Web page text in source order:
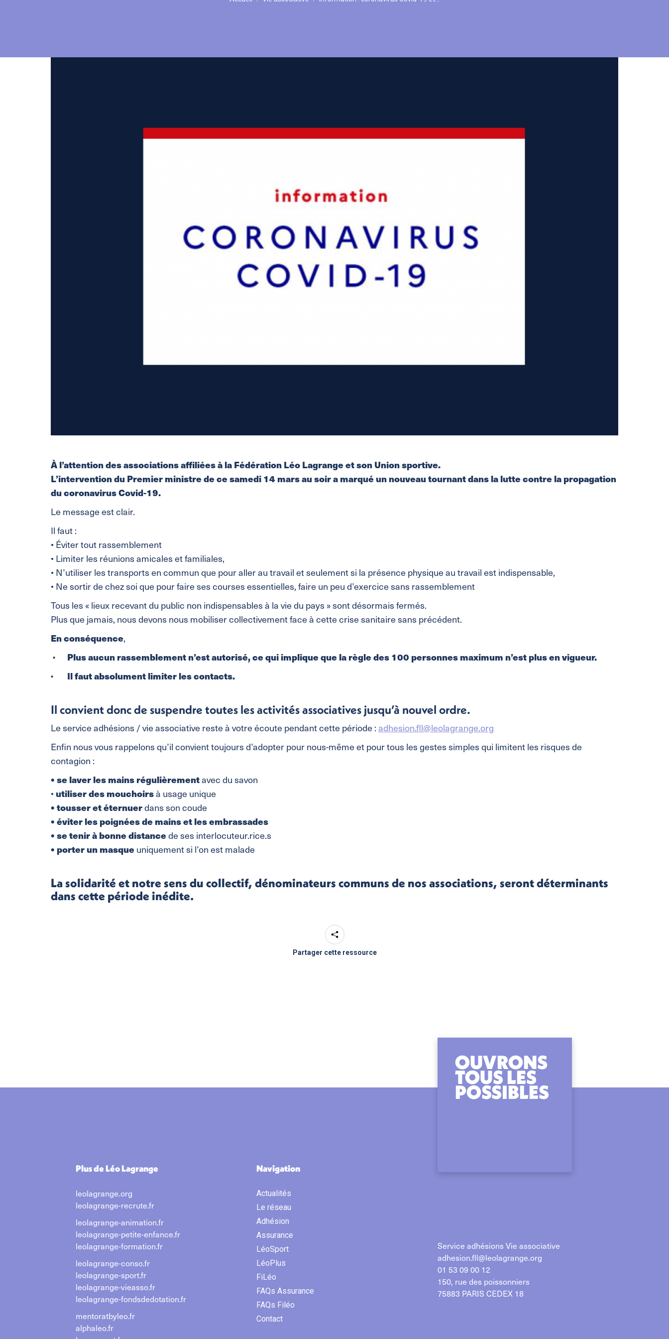
À l’attention des associations affiliées à la Fédération Léo Lagrange et son Union sportive.
L’intervention du Premier ministre de ce samedi 14 mars au soir a marqué un nouveau tournant dans la lutte contre la propagation
du coronavirus Covid-19.
Le message est clair.
Il faut :
• Éviter tout rassemblement
• Limiter les réunions amicales et familiales,
• N’utiliser les transports en commun que pour aller au travail et seulement si la présence physique au travail est indispensable,
• Ne sortir de chez soi que pour faire ses courses essentielles, faire un peu d’exercice sans rassemblement
Tous les « lieux recevant du public non indispensables à la vie du pays » sont désormais fermés.
Plus que jamais, nous devons nous mobiliser collectivement face à cette crise sanitaire sans précédent.
En conséquence,
· Plus aucun rassemblement n’est autorisé, ce qui implique que la règle des 100 personnes maximum n’est plus en vigueur.
· Il faut absolument limiter les contacts.
Il convient donc de suspendre toutes les activités associatives jusqu’à nouvel ordre.
Le service adhésions / vie associative reste à votre écoute pendant cette période : adhesion.fll@leolagrange.org
Enfin nous vous rappelons qu’il convient toujours d’adopter pour nous-même et pour tous les gestes simples qui limitent les risques de
contagion :
• se laver les mains régulièrementavec du savon
• utiliser des mouchoirsà usage unique
• tousser et éternuerdans son coude
• éviter les poignées de mains et les embrassades
• se tenir à bonne distancede ses interlocuteur.rice.s
• porter un masque uniquement si l’on est malade
La solidarité et notre sens du collectif, dénominateurs communs de nos associations, seront déterminants
dans cette période inédite.
Partager cette ressource
Plus de Léo Lagrange
leolagrange.org
leolagrange-recrute.fr
leolagrange-animation.fr
leolagrange-petite-enfance.fr
leolagrange-formation.fr
leolagrange-conso.fr
leolagrange-sport.fr
leolagrange-vieasso.fr
leolagrange-fondsdedotation.fr
mentoratbyleo.fr
alphaleo.fr
Navigation
Actualités
Le réseau
Adhésion
Assurance
LéoSport
LéoPlus
FiLéo
FAQs Assurance
FAQs Filéo
Contact
OUVRONS
TOUS LES
POSSIBLES
Service adhésions Vie associative
adhesion.fll@leolagrange.org
01 53 09 00 12
150, rue des poissonniers
75883 PARIS CEDEX 18